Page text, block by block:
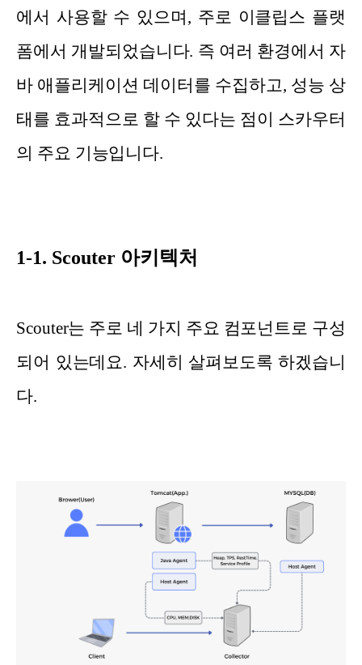
에서 사용할 수 있으며, 주로 이클립스 플랫
폼에서 개발되었습니다. 즉 여러 환경에서 자
바 애플리케이션 데이터를 수집하고, 성능 상
태를 효과적으로 할 수 있다는 점이 스카우터
의 주요 기능입니다.
1-1. Scouter 아키텍처
Scouter는 주로 네 가지 주요 컴포넌트로 구성
되어 있는데요. 자세히 살펴보도록 하겠습니
다.